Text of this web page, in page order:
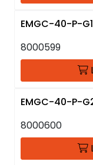
EMGC-40-P-
8000599
EMGC-40-P-
8000600